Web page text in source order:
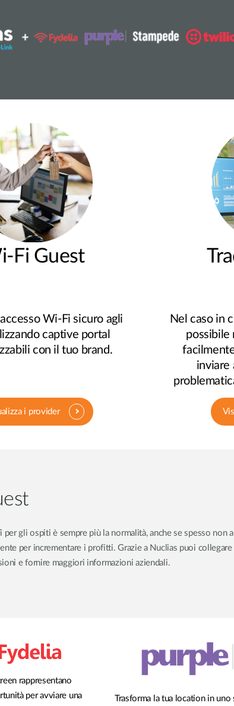
Fi Guest
Wi-Fi sicuro agli
captive portal
con il tuo brand.
i provider
Nel caso in
possibile
inviare
per gli ospiti è sempre più la normalità, anche se spesso
per incrementare i profitti. Grazie a Nuclias puoi
e fornire maggiori informazioni aziendali.
rappresentano
per avviare una
Trasforma la tua location in uno